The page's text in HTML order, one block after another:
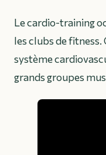
Le cardio-training
les clubs de
système
grands groupes